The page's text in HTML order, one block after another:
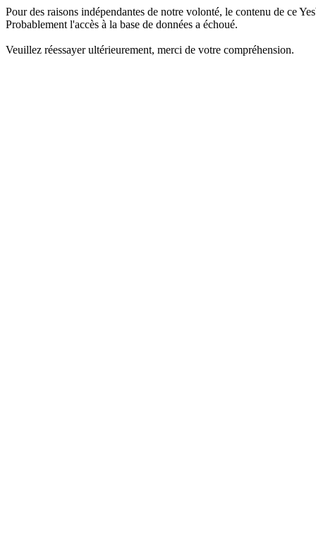
Pour des raisons indépendantes de notre volonté, le contenu de ce
Probablement l'accès à la base de données a échoué.
Veuillez réessayer ultérieurement, merci de votre compréhension.